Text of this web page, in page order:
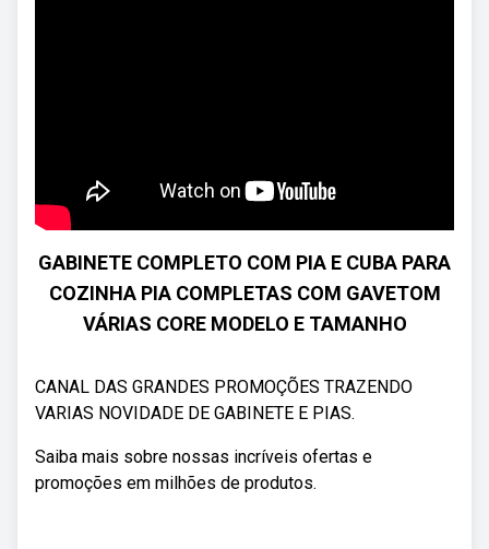
GABINETE COMPLETO COM PIA E CUBA PARA
COZINHA PIA COMPLETAS COM GAVETOM
VÁRIAS CORE MODELO E TAMANHO
CANAL DAS GRANDES PROMOÇÕES TRAZENDO
VARIAS NOVIDADE DE GABINETE E PIAS.
Saiba mais sobre nossas incríveis ofertas e
promoções em milhões de produtos.